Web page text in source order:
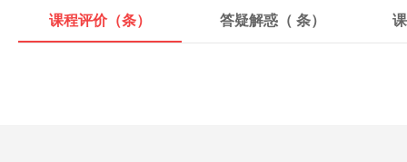
课程评价（条） 答疑解惑（ 条）